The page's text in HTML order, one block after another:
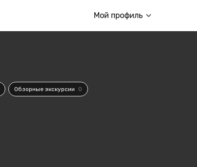
Мой профиль
Обзорные экскурсии 0